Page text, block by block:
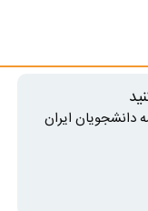
دانشجویان ایران